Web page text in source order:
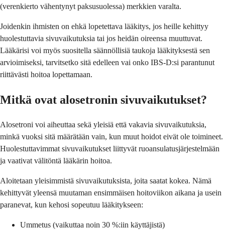
(verenkierto vähentynyt paksusuolessa) merkkien varalta.
Joidenkin ihmisten on ehkä lopetettava lääkitys, jos heille kehittyy
huolestuttavia sivuvaikutuksia tai jos heidän oireensa muuttuvat.
Lääkärisi voi myös suositella säännöllisiä taukoja lääkityksestä sen
arvioimiseksi, tarvitsetko sitä edelleen vai onko IBS-D:si parantunut
riittävästi hoitoa lopettamaan.
Mitkä ovat alosetronin sivuvaikutukset?
Alosetroni voi aiheuttaa sekä yleisiä että vakavia sivuvaikutuksia,
minkä vuoksi sitä määrätään vain, kun muut hoidot eivät ole toimineet.
Huolestuttavimmat sivuvaikutukset liittyvät ruoansulatusjärjestelmään
ja vaativat välitöntä lääkärin hoitoa.
Aloitetaan yleisimmistä sivuvaikutuksista, joita saatat kokea. Nämä
kehittyvät yleensä muutaman ensimmäisen hoitoviikon aikana ja usein
paranevat, kun kehosi sopeutuu lääkitykseen:
Ummetus (vaikuttaa noin 30 %:iin käyttäjistä)